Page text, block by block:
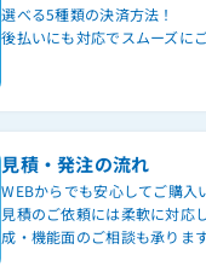
選べる5種類の決済方法！
後払いにも対応でスムーズに
見積・発注の流れ
WEBからでも安心してご購入
見積のご依頼には柔軟に対応
成・機能面のご相談も承ります